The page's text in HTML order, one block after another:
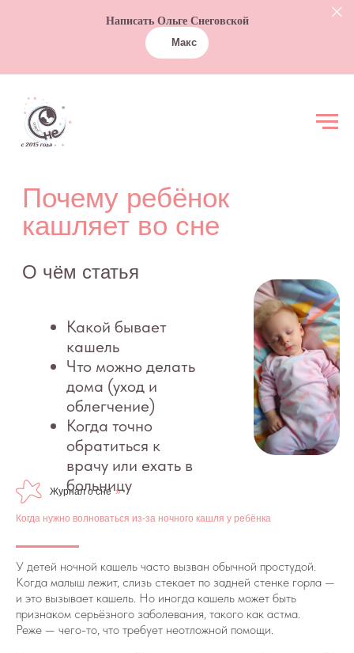
Написать Ольге Снеговской
Макс
Какой бывает
дома (уход и
обратиться к
врачу или ехать в
больницу
О чём статья
Почему ребёнок
Журнал о сне »
Когда нужно волноваться из-за ночного кашля у ребёнка
У детей ночной кашель часто вызван обычной простудой.
Когда малыш лежит, слизь стекает по задней стенке горла —
и это вызывает кашель. Но иногда кашель может быть
признаком серьёзного заболевания, такого как астма.
Реже — чего-то, что требует неотложной помощи.